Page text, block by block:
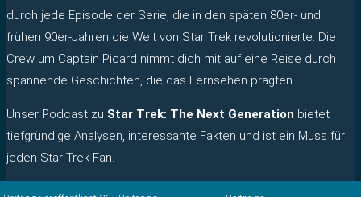
durch jede Episode der Serie, die in den späten 80er- und
frühen 90er-Jahren die Welt von Star Trek revolutionierte. Die
Crew um Captain Picard nimmt dich mit auf eine Reise durch
spannende Geschichten, die das Fernsehen prägten.
Unser Podcast zu Star Trek: The Next Generation bietet
tiefgründige Analysen, interessante Fakten und ist ein Muss für
jeden Star-Trek-Fan.